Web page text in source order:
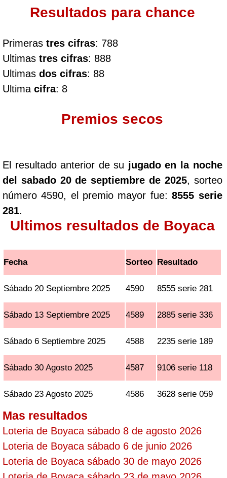
Resultados para chance
Primeras tres cifras: 788
Ultimas tres cifras: 888
Ultimas dos cifras: 88
Ultima cifra: 8
Premios secos
El resultado anterior de su jugado en la noche
del sabado 20 de septiembre de 2025, sorteo
número 4590, el premio mayor fue:8555 serie
281.
Ultimos resultados de Boyaca
Fecha Sorteo Resultado
Sábado 20 Septiembre 2025 4590 8555 serie 281
Sábado 13 Septiembre 2025 4589 2885 serie 336
Sábado 6 Septiembre 2025 4588 2235 serie 189
Sábado 30 Agosto 2025 4587 9106 serie 118
Sábado 23 Agosto 2025 4586 3628 serie 059
Mas resultados
Loteria de Boyaca sábado 8 de agosto 2026
Loteria de Boyaca sábado 6 de junio 2026
Loteria de Boyaca sábado 30 de mayo 2026